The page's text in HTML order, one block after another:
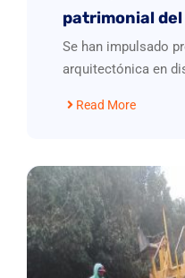
patrimonial
Se han impulsado
arquitectónica en
Read More